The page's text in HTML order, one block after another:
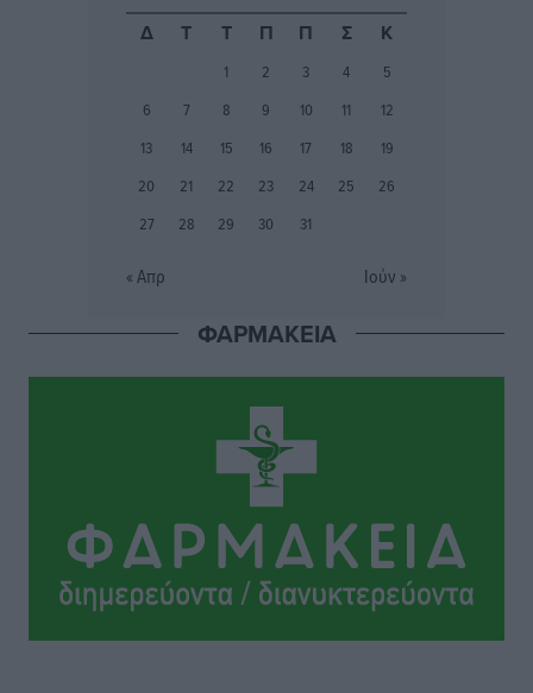
Δημόσιο: Το νέο καθεστώς επιλογής προϊσταμένων, τι
Ποιες κατηγορίες καταστημάτων συγκεντρώνουν τη
Τουρισμός: «Φτωχός συγγενής κάμπινγκ και
Ειδήσεις• πριν 4 ώρες
Έφυγε από τη ζωή ο επί σειρά ετών εφημέριος στον
Δ
Τ Τ Π Π Σ Κ
1 2 3 4
5
6
7 8 9 10 11
12
13
14 15 16 17 18
19
20
21 22 23 24 25
26
27
28 29 30 31
« Απρ Ιούν »
ΦΑΡΜΑΚΕΙΑ